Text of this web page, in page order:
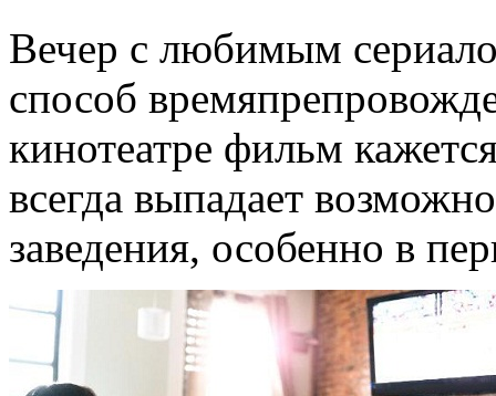
Вечер с любимым
способ
кинотеатре фильм
всегда выпадает
заведения, особенно в